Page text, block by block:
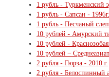
1 рубль - Туркменский
1 рубль - Сапсан - 1996г.
1 рубль - Песчаный
10 рублей - Амурский
10 рублей -
10 рублей –
2 рубля - Гюрза - 2010 г.
2 рубля - Белоспинный